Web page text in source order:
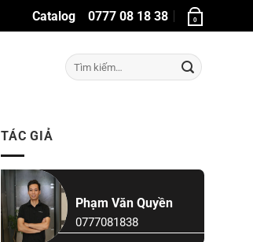
Catalog 0777 08 18 38 0
Tìm
kiếm:
TÁC GIẢ
Phạm Văn Quyền
0777081838